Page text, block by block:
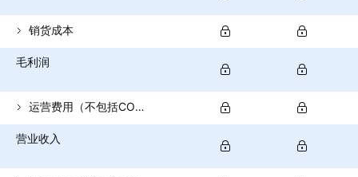
销货成本
毛利润
运营费用（不包括COGS）
营业收入